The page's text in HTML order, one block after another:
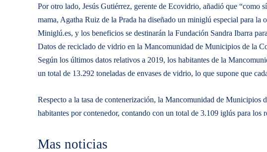
Por otro lado, Jesús Gutiérrez, gerente de Ecovidrio, añadió que “como
mama, Agatha Ruiz de la Prada ha diseñado un miniglú especial para
Miniglú.es, y los beneficios se destinarán la Fundación Sandra Ibarra
Datos de reciclado de vidrio en la Mancomunidad de Municipios de la
Según los últimos datos relativos a 2019, los habitantes de la
un total de 13.292 toneladas de envases de vidrio, lo que supone que
Respecto a la tasa de contenerización, la Mancomunidad de Municipios
habitantes por contenedor, contando con un total de 3.109 iglús para los
Mas noticias